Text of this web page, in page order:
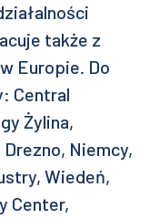
także z
Europie. Do
Central
Żylina,
Niemcy,
Wiedeń,
Center,